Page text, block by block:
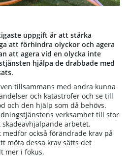
uppgift är att stärka
att förhindra olyckor och agera
att agera vid en olycka inte
hjälpa de drabbade med
tillsammans med andra kunna
och katastrofer och se till
och den hjälp som då behövs.
verksamhet till stor
arbetet.
också förändrade krav på
möta dessa krav sätts det
mer i fokus.